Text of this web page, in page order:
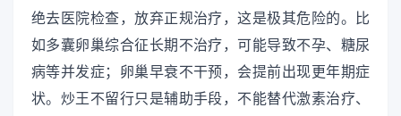
绝去医院检查，放弃正规治疗，这是极其危险的。比
如多囊卵巢综合征长期不治疗，可能导致不孕、糖尿
病等并发症；卵巢早衰不干预，会提前出现更年期症
状。炒王不留行只是辅助手段，不能替代激素治疗、